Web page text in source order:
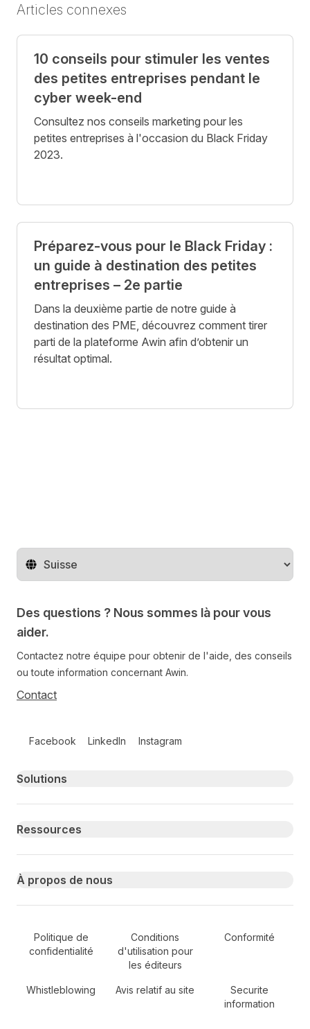
Articles connexes
10 conseils pour stimuler les ventes
des petites entreprises pendant le
cyber week-end
Consultez nos conseils marketing pour les
petites entreprises à l'occasion du Black Friday
2023.
Préparez-vous pour le Black Friday :
un guide à destination des petites
entreprises – 2e partie
Dans la deuxième partie de notre guide à
destination des PME, découvrez comment tirer
parti de la plateforme Awin afin d’obtenir un
résultat optimal.
Changer de pays
Des questions ? Nous sommes là pour vous
aider.
Contactez notre équipe pour obtenir de l'aide, des conseils
ou toute information concernant Awin.
Contact
Facebook LinkedIn Instagram
Primary footer navigation
Solutions
Ressources
À propos de nous
Secondary Footer Navigation
Politique de
confidentialité
Conditions
d'utilisation pour
les éditeurs
Conformité
Whistleblowing Avis relatif au site
Securite
information